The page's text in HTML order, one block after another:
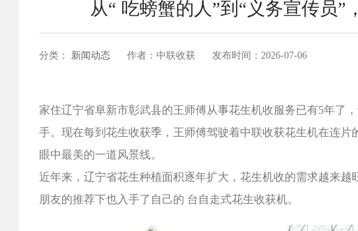
从“ 吃螃蟹的人”到“义务宣传员”
分类： 新闻动态 作者：中联收获 发布时间： 2026-07-06
家住辽宁省阜新市彰武县的王师傅从事花生机收服务已有5年了
手。现在每到花生收获季，王师傅驾驶着中联收获花生机在连
眼中最美的一道风景线。
近年来，辽宁省花生种植面积逐年扩大，花生机收的需求越来
朋友的推荐下也入手了自己的 台自走式花生收获机。